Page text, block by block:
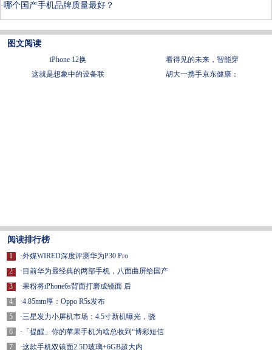
·哪个国产手机品牌质量最好？
图文阅读
iPhone 12换
看得见的未来，智能穿
这就是想象中的设备联
胡大一携手京东健康：
阅读排行榜
1
2
3
4
5
6
7
·外媒WIRED深度评测华为P30 Pro
· 目前华为最经典的两部手机，八面曲屏给国产
·果粉将iPhone6s背面打磨成镜面 后
·4.85mm厚：Oppo R5s发布
·三星发力小屏机市场：4.5寸新机曝光，骁
· 「提醒」你的苹果手机为啥总收到“博彩短信
·这款手机双镜面2.5D玻璃+6GB超大内